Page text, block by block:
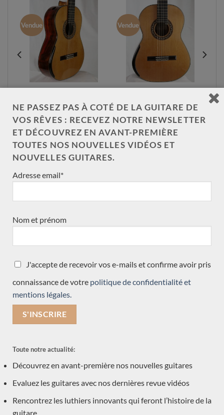
Vendue
Koumridis double-
table n°186
Vendue
Koumridis double-
table n°185
Martin Blackwell
Dominique Delarue
Hideo Sato
Daryl Perry
Jesse Moore
Constantin Dumitriu
NE PASSEZ PAS À COTÉ DE LA GUITARE DE
VOS RÊVES : RECEVEZ NOTRE NEWSLETTER
ET DÉCOUVREZ EN AVANT-PREMIÈRE
TOUTES NOS NOUVELLES VIDÉOS ET
NOUVELLES GUITARES.
Adresse email*
Nom et prénom
J'accepte de recevoir vos e-mails et confirme avoir pris
connaissance de votre politique de confidentialité et
mentions légales.
Toute notre actualité:
Découvrez en avant-première nos nouvelles guitares
Evaluez les guitares avec nos dernières revue vidéos
Rencontrez les luthiers innovants qui feront l’histoire de la
guitare